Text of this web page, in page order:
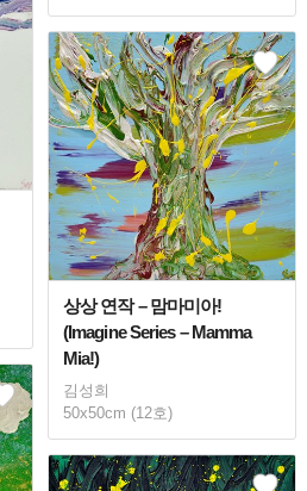
상상 연작 – 맘마미아!
(Imagine Series – Mamma
Mia!)
김성희
50x50cm (12호)